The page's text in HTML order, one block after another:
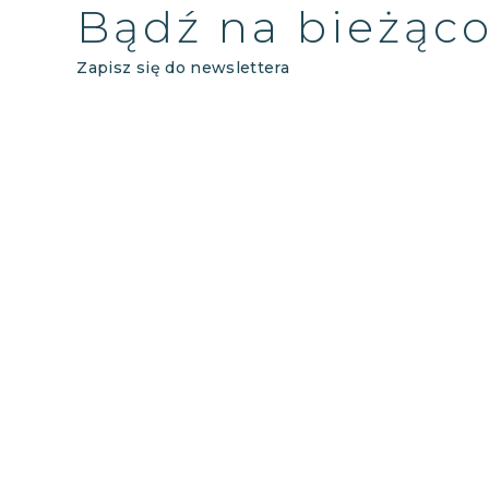
Bądź na bieżąco
Zapisz się do newslettera